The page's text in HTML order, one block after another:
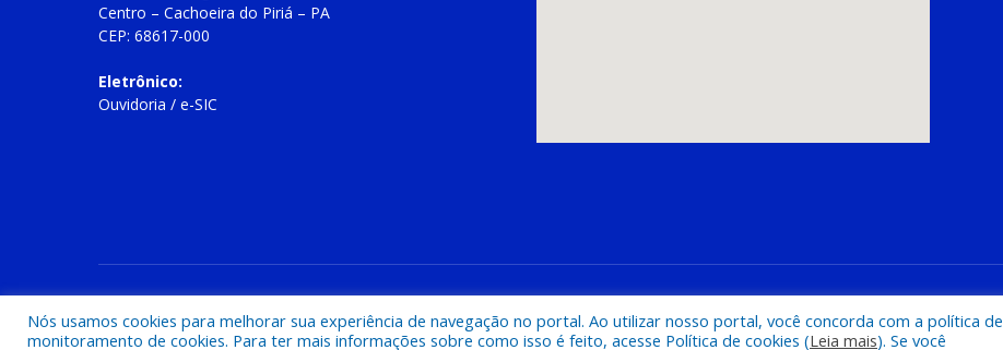
Centro – Cachoeira do Piriá – PA
CEP: 68617-000
Eletrônico:
Ouvidoria / e-SIC
Nós usamos cookies para melhorar sua experiência de navegação no portal. Ao utilizar nosso portal, você concorda com a política de
monitoramento de cookies. Para ter mais informações sobre como isso é feito, acesse Política de cookies (Leia mais). Se você